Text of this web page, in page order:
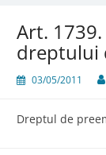
Art.
dreptului
03/05/2011
Dreptul de